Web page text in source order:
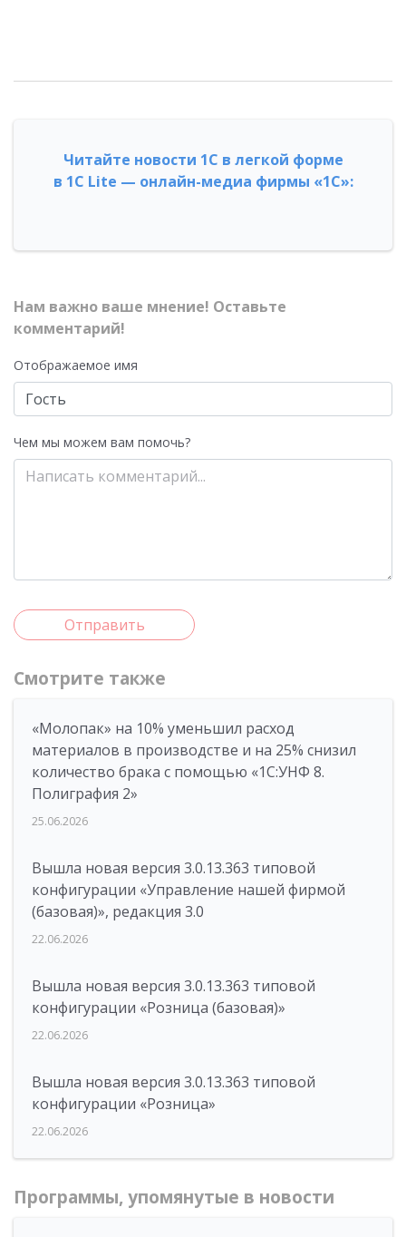
Читайте новости 1С в легкой форме
в 1С Lite — онлайн-медиа фирмы «1С»:
Нам важно ваше мнение! Оставьте
комментарий!
Отображаемое имя
Чем мы можем вам помочь?
Отправить
Смотрите также
«Молопак» на 10% уменьшил расход
материалов в производстве и на 25% снизил
количество брака с помощью «1С:УНФ 8.
Полиграфия 2»
25.06.2026
Вышла новая версия 3.0.13.363 типовой
конфигурации «Управление нашей фирмой
(базовая)», редакция 3.0
22.06.2026
Вышла новая версия 3.0.13.363 типовой
конфигурации «Розница (базовая)»
22.06.2026
Вышла новая версия 3.0.13.363 типовой
конфигурации «Розница»
22.06.2026
Программы, упомянутые в новости